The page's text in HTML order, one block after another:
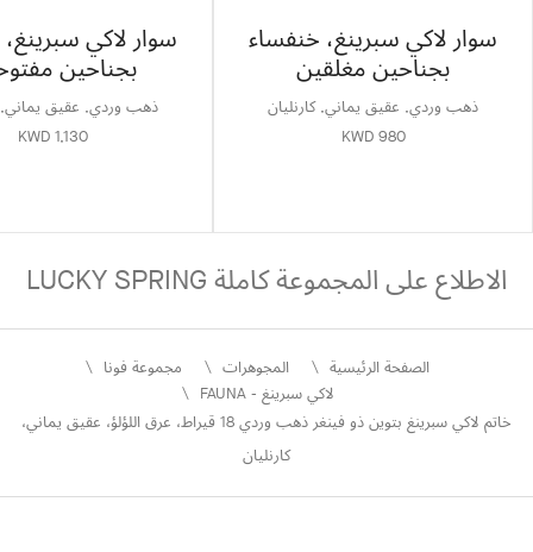
سوار لاكي سبرينغ، خنفساء
بجناحين مغلقين
ذهب وردي, عقيق يماني, كارنليان
KWD 980
سوار لاكي
بجناحين
ذهب وردي, عقيق يماني,
KWD 1,130
الاطلاع على المجموعة كاملة LUCKY SPRING
الصفحة الرئيسية المجوهرات
مجموعة فونا
لاكي سبرينغ - FAUNA
خاتم لاكي سبرينغ بتوين ذو فينغر ذهب وردي 18 قيراط، عرق اللؤلؤ، عقيق يماني،
كارنليان